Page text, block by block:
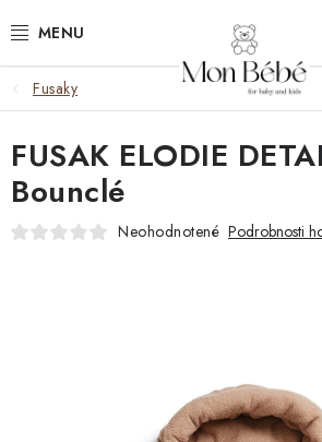
na
ZĽAVY
OBLEČENIE
VÝBAVA
Fusaky
FUSAK ELODIE
Bounclé
Neohodnotené Podrobnosti